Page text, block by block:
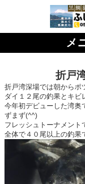
メ
折戸
折戸湾深場では朝からポ
ダイ１２尾の釣果とキビ
今年初デビューした湾奥
ずまず(^^)
フレッシュトーナメント
全体で４０尾以上の釣果